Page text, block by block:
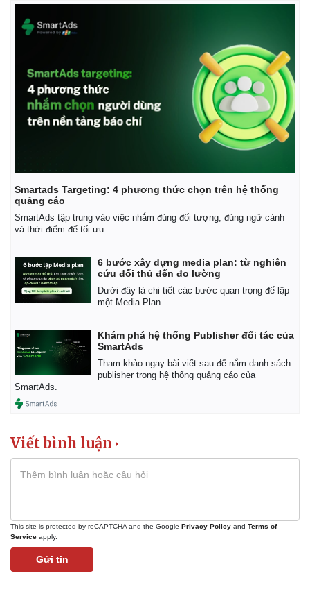
Pháp luật
Vũ khí
Việt Nam
Smartads Targeting: 4 phương thức chọn trên hệ thống
quảng cáo
SmartAds tập trung vào việc nhắm đúng đối tượng, đúng ngữ cảnh
và thời điểm để tối ưu.
6 bước xây dựng media plan: từ nghiên
cứu đối thủ đến đo lường
Dưới đây là chi tiết các bước quan trọng để lập
một Media Plan.
Khám phá hệ thống Publisher đối tác của
SmartAds
Tham khảo ngay bài viết sau để nắm danh sách
publisher trong hệ thống quảng cáo của
SmartAds.
Viết bình luận
This site is protected by reCAPTCHA and the Google Privacy Policy and Terms of
Service apply.
Gửi tin